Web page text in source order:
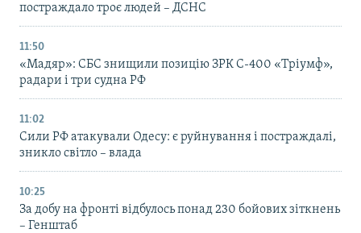
постраждало троє людей – ДСНС
11:50
«Мадяр»: СБС знищили позицію ЗРК С-400 «Тріумф»,
радари і три судна РФ
11:02
Сили РФ атакували Одесу: є руйнування і постраждалі,
зникло світло – влада
10:25
За добу на фронті відбулось понад 230 бойових зіткнень
– Генштаб